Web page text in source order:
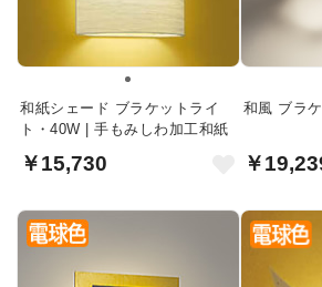
和紙シェード ブラケットライ
ト・40W | 手もみしわ加工和紙
￥15,730
和風 ブラ
￥